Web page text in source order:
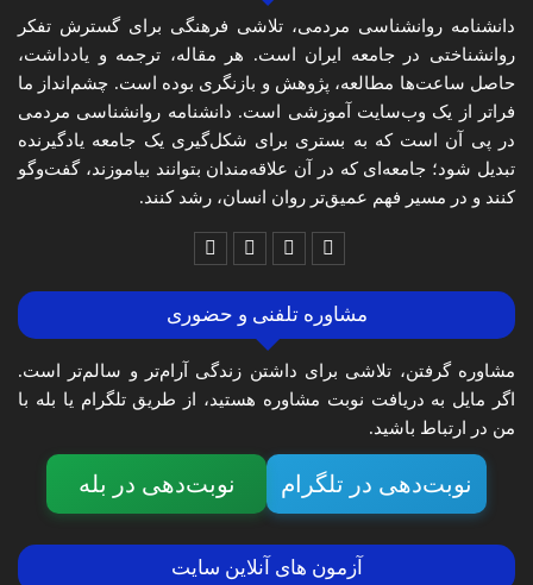
دانشنامه روانشناسی مردمی، تلاشی فرهنگی برای گسترش تفکر
روانشناختی در جامعه ایران است. هر مقاله، ترجمه و یادداشت،
حاصل ساعت‌ها مطالعه، پژوهش و بازنگری بوده است. چشم‌انداز ما
فراتر از یک وب‌سایت آموزشی است. دانشنامه روانشناسی مردمی
در پی آن است که به بستری برای شکل‌گیری یک جامعه یادگیرنده
تبدیل شود؛ جامعه‌ای که در آن علاقه‌مندان بتوانند بیاموزند، گفت‌وگو
کنند و در مسیر فهم عمیق‌تر روان انسان، رشد کنند.
مشاوره تلفنی و حضوری
مشاوره گرفتن، تلاشی برای داشتن زندگی آرام‌تر و سالم‌تر است.
اگر مایل به دریافت نوبت مشاوره هستید، از طریق تلگرام یا بله با
من در ارتباط باشید.
نوبت‌دهی در تلگرام نوبت‌دهی در بله
آزمون های آنلاین سایت